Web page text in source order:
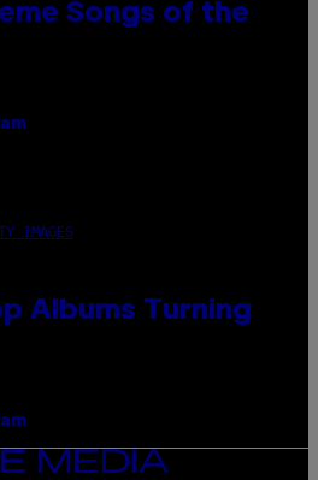
Songs of the
IMAGES
Albums Turning